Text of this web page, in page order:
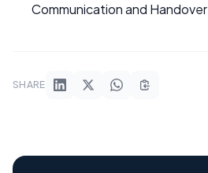
Communication and Handover
SHARE